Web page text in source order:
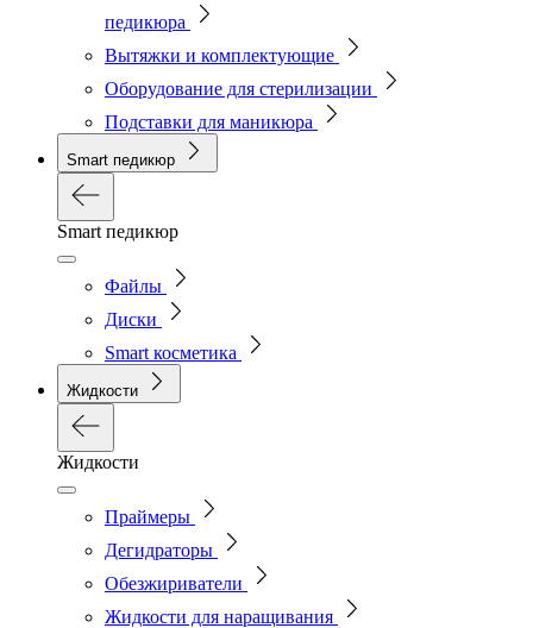
педикюра
Вытяжки и комплектующие
Оборудование для стерилизации
Подставки для маникюра
Smart педикюр
Smart педикюр
Файлы
Диски
Smart косметика
Жидкости
Жидкости
Праймеры
Дегидраторы
Обезжириватели
Жидкости для наращивания